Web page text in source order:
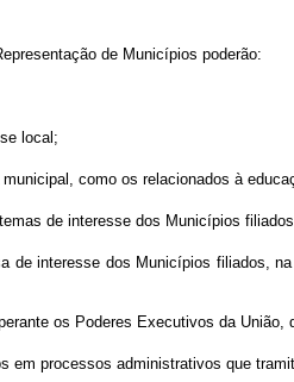
de Municípios poderão:
local;
como os relacionados à
de interesse dos Municípios
interesse dos Municípios filiados,
os Poderes Executivos da União,
processos administrativos que